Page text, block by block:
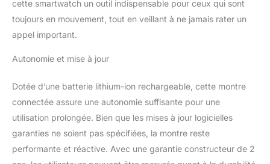
équipée d’un logiciel
d’analyse de données de
mobile. Plus de 140
projets de Fitness: P3
divise le sport en 12
catégories et plus de 140
types de sports, y
compris la course à pied,
la marche rapide, le tapis
cette smartwatch un outil indispensable pour ceux qui sont
toujours en mouvement, tout en veillant à ne jamais rater un
appel important.
Autonomie et mise à jour
Dotée d’une batterie lithium-ion rechargeable, cette montre
connectée assure une autonomie suffisante pour une
utilisation prolongée. Bien que les mises à jour logicielles
garanties ne soient pas spécifiées, la montre reste
performante et réactive. Avec une garantie constructeur de 2